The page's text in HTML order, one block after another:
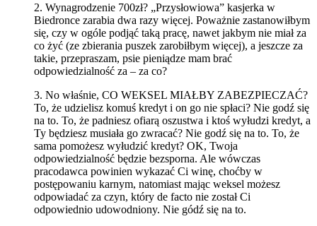
2. Wynagrodzenie 700zł? „Przysłowiowa” kasjerka w
Biedronce zarabia dwa razy więcej. Poważnie zastanowiłbym
się, czy w ogóle podjąć taką pracę, nawet jakbym nie miał za
co żyć (ze zbierania puszek zarobiłbym więcej), a jeszcze za
takie, przepraszam, psie pieniądze mam brać
odpowiedzialność za – za co?
3. No właśnie, CO WEKSEL MIAŁBY ZABEZPIECZAĆ?
To, że udzielisz komuś kredyt i on go nie spłaci? Nie godź się
na to. To, że padniesz ofiarą oszustwa i ktoś wyłudzi kredyt, a
Ty będziesz musiała go zwracać? Nie godź się na to. To, że
sama pomożesz wyłudzić kredyt? OK, Twoja
odpowiedzialność będzie bezsporna. Ale wówczas
pracodawca powinien wykazać Ci winę, choćby w
postępowaniu karnym, natomiast mając weksel możesz
odpowiadać za czyn, który de facto nie został Ci
odpowiednio udowodniony. Nie gódź się na to.